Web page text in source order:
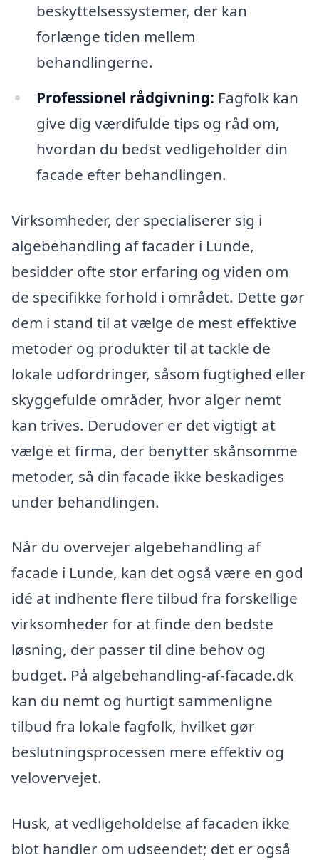
beskyttelsessystemer, der kan
forlænge tiden mellem
behandlingerne.
Professionel rådgivning: Fagfolk kan
give dig værdifulde tips og råd om,
hvordan du bedst vedligeholder din
facade efter behandlingen.
Virksomheder, der specialiserer sig i
algebehandling af facader i Lunde,
besidder ofte stor erfaring og viden om
de specifikke forhold i området. Dette gør
dem i stand til at vælge de mest effektive
metoder og produkter til at tackle de
lokale udfordringer, såsom fugtighed eller
skyggefulde områder, hvor alger nemt
kan trives. Derudover er det vigtigt at
vælge et firma, der benytter skånsomme
metoder, så din facade ikke beskadiges
under behandlingen.
Når du overvejer algebehandling af
facade i Lunde, kan det også være en god
idé at indhente flere tilbud fra forskellige
virksomheder for at finde den bedste
løsning, der passer til dine behov og
budget. På algebehandling-af-facade.dk
kan du nemt og hurtigt sammenligne
tilbud fra lokale fagfolk, hvilket gør
beslutningsprocessen mere effektiv og
velovervejet.
Husk, at vedligeholdelse af facaden ikke
blot handler om udseendet; det er også